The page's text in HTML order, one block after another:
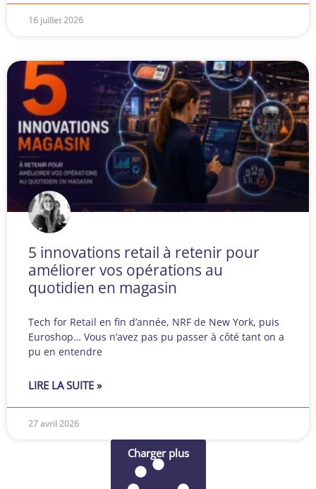
16 juillet 2026
5 innovations retail à retenir pour
améliorer vos opérations au
quotidien en magasin
Tech for Retail en fin d’année, NRF de New York, puis
Euroshop… Vous n’avez pas pu passer à côté tant on a
pu en entendre
LIRE LA SUITE »
27 avril 2026
Charger plus